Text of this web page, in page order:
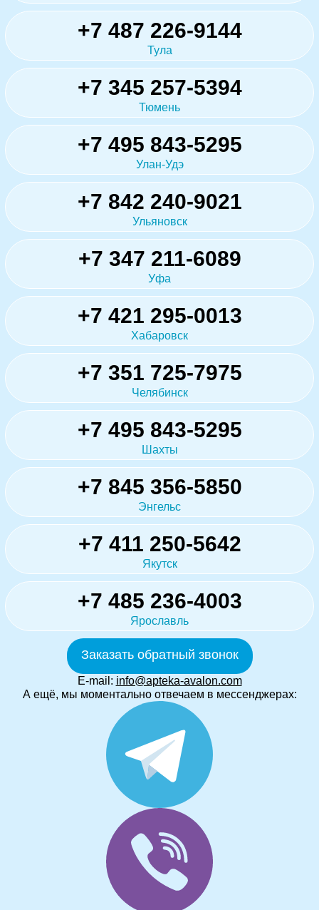
+7 487 226-9144
Тула
+7 345 257-5394
Тюмень
+7 495 843-5295
Улан-Удэ
+7 842 240-9021
Ульяновск
+7 347 211-6089
Уфа
+7 421 295-0013
Хабаровск
+7 351 725-7975
Челябинск
+7 495 843-5295
Шахты
+7 845 356-5850
Энгельс
+7 411 250-5642
Якутск
+7 485 236-4003
Ярославль
Заказать обратный звонок
E-mail: info@apteka-avalon.com
А ещё, мы моментально отвечаем в мессенджерах: